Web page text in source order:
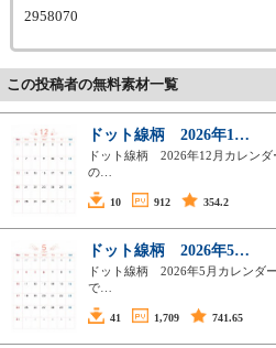
2958070
この投稿者の無料素材一覧
ドット線柄 2026年1…
ドット線柄 2026年12月カレン
の…
10 912 354.2
ドット線柄 2026年5…
ドット線柄 2026年5月カレンダ
で…
41 1,709 741.65